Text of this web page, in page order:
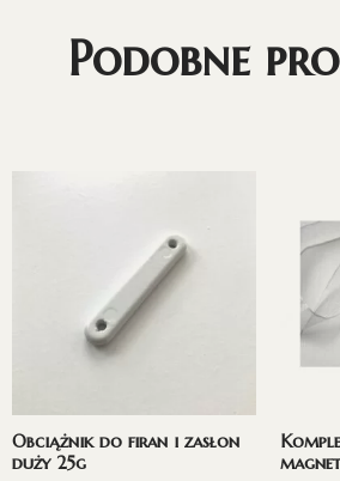
Podobne
Obciążnik do firan i zasłon
duży 25g